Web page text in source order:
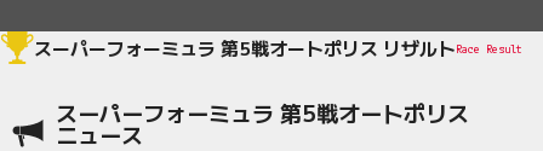
スーパーフォーミュラ 第5戦オートポリス リザルトRace Result
スーパーフォーミュラ 第5戦オートポリス
ニュース